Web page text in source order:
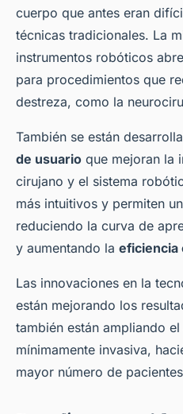
cuerpo que antes eran
técnicas tradicionales. La
instrumentos robóticos
para procedimientos que
destreza, como la
También se están
de usuario que mejoran la
cirujano y el sistema
más intuitivos y permiten
reduciendo la curva de
y aumentando la eficiencia
Las innovaciones en la
están mejorando los
también están ampliando
mínimamente invasiva,
mayor número de